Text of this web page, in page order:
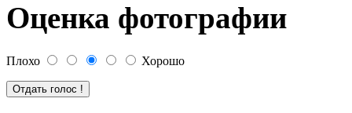
Оценка фотографии
Плохо Хорошо